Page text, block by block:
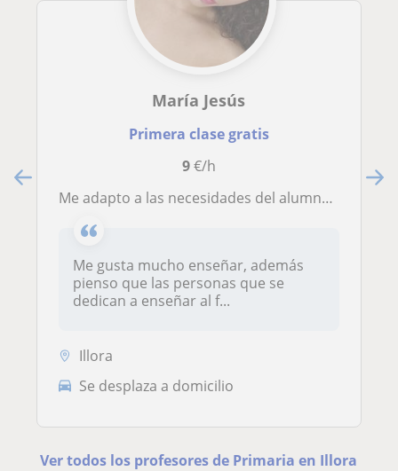
María Jesús
Primera clase gratis
9€/h
Me adapto a las necesidades del alumno, pero si debo elegir eligiera alumnos de seis a diez años.
Me gusta mucho enseñar, además
pienso que las personas que se
dedican a enseñar al f...
Illora
Se desplaza a domicilio
Ver todos los profesores de Primaria en Illora